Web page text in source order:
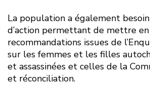
La population a également
d’action permettant de mettre
recommandations issues de
sur les femmes et les filles
et assassinées et celles de la
et réconciliation.